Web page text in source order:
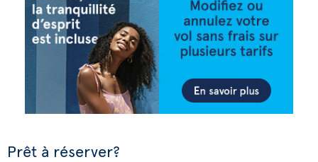
Prêt à réserver?